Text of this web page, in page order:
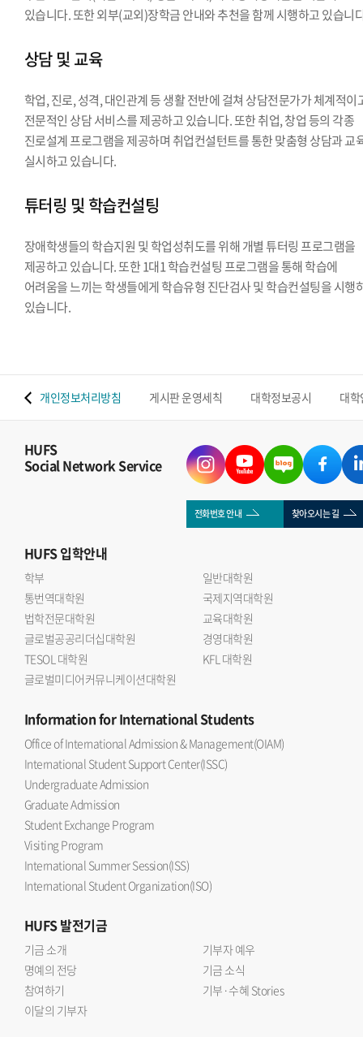
있습니다. 또한 외부(교외)장학금 안내와 추천을 함께 시행하고 있습니
상담 및 교육
학업, 진로, 성격, 대인관계 등 생활 전반에 걸쳐 상담전문가가 체계적이
전문적인 상담 서비스를 제공하고 있습니다. 또한 취업, 창업 등의 각종
진로설계 프로그램을 제공하며 취업컨설턴트를 통한 맞춤형 상담과 교
실시하고 있습니다.
튜터링 및 학습컨설팅
장애학생들의 학습지원 및 학업성취도를 위해 개별 튜터링 프로그램을
제공하고 있습니다. 또한 1대1 학습컨설팅 프로그램을 통해 학습에
어려움을 느끼는 학생들에게 학습유형 진단검사 및 학습컨설팅을 시행
있습니다.
개인정보처리방침 게시판 운영세칙 대학정보공시 대
HUFS
Social Network Service
전화번호 안내 찾아오시는 길
HUFS입학안내
학부
일반대학원
통번역대학원
국제지역대학원
법학전문대학원
교육대학원
글로벌공공리더십대학원
경영대학원
TESOL 대학원
KFL 대학원
글로벌미디어커뮤니케이션대학원
Informationfor International Students
Office of International Admission & Management(OIAM)
International Student Support Center(ISSC)
Undergraduate Admission
Graduate Admission
Student Exchange Program
Visiting Program
International Summer Session(ISS)
International Student Organization(ISO)
HUFS발전기금
기금 소개
기부자 예우
명예의 전당
기금 소식
참여하기
기부·수혜 Stories
이달의 기부자